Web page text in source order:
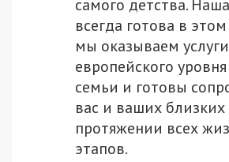
самого детства.
всегда готова в
мы оказываем услуги
европейского
семьи и готовы
вас и ваших близких
протяжении всех
этапов.